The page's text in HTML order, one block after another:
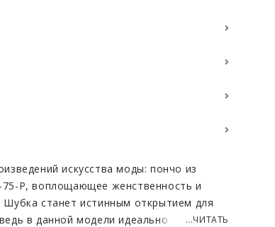
искусства моды: пончо из
P, воплощающее женственность и
станет истинным открытием для
в данной модели идеально
...ЧИТАТЬ